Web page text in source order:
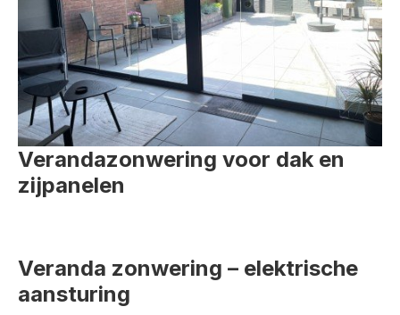
Verandazonwering voor dak en
zijpanelen
Veranda zonwering – elektrische
aansturing